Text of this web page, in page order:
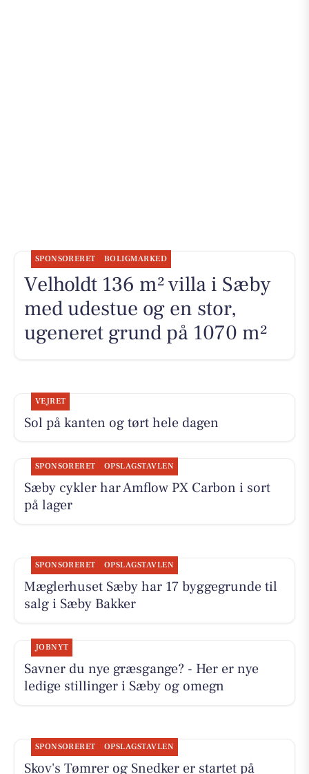
SPONSORERET BOLIGMARKED
Velholdt 136 m² villa i Sæby
med udestue og en stor,
ugeneret grund på 1070 m²
VEJRET
Sol på kanten og tørt hele dagen
SPONSORERET OPSLAGSTAVLEN
Sæby cykler har Amflow PX Carbon i sort
på lager
SPONSORERET OPSLAGSTAVLEN
Mæglerhuset Sæby har 17 byggegrunde til
salg i Sæby Bakker
JOBNYT
Savner du nye græsgange? - Her er nye
ledige stillinger i Sæby og omegn
SPONSORERET OPSLAGSTAVLEN
Skov's Tømrer og Snedker er startet på